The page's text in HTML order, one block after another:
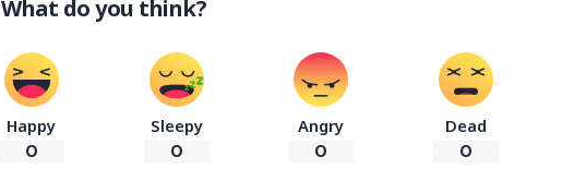
What do you think?
Happy
0
Sleepy
0
Angry
0
Dead
0